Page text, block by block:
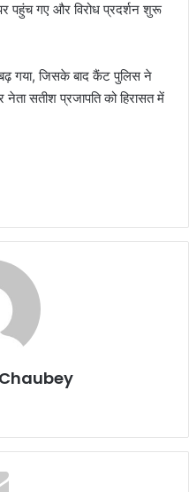
पहुंच गए और विरोध प्रदर्शन शुरू
बढ़ गया, जिसके बाद कैंट पुलिस ने
सतीश प्रजापति को हिरासत में